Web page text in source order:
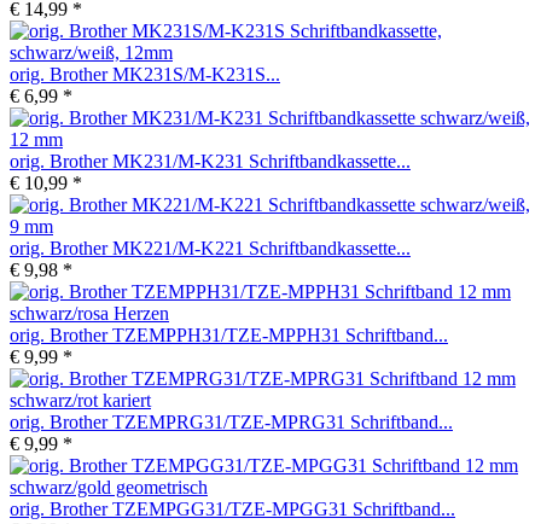
€ 14,99 *
orig. Brother MK231S/M-K231S...
€ 6,99 *
orig. Brother MK231/M-K231 Schriftbandkassette...
€ 10,99 *
orig. Brother MK221/M-K221 Schriftbandkassette...
€ 9,98 *
orig. Brother TZEMPPH31/TZE-MPPH31 Schriftband...
€ 9,99 *
orig. Brother TZEMPRG31/TZE-MPRG31 Schriftband...
€ 9,99 *
orig. Brother TZEMPGG31/TZE-MPGG31 Schriftband...